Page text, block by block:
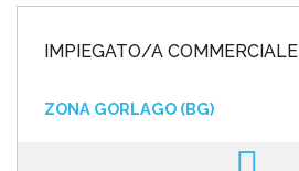
IMPIEGATO/A COMMERCIALE
ZONA GORLAGO (BG)